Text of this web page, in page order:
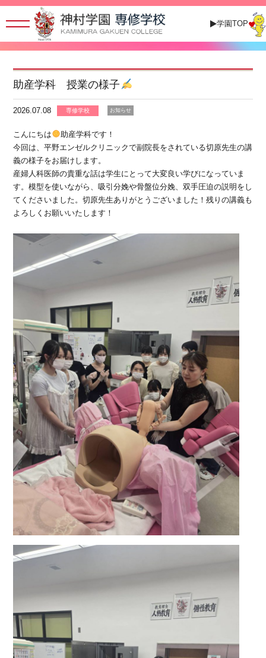
学園TOP
助産学科 授業の様子
2026.07.08 専修学校 お知らせ
こんにちは
助産学科です！
今回は、平野エンゼルクリニックで副院長をされている切原先生の講
義の様子をお届けします。
産婦人科医師の貴重な話は学生にとって大変良い学びになっていま
す。模型を使いながら、吸引分娩や骨盤位分娩、双手圧迫の説明をし
てくださいました。切原先生ありがとうございました！残りの講義も
よろしくお願いいたします！